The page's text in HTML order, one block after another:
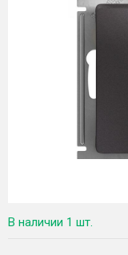
В наличии 1 шт.